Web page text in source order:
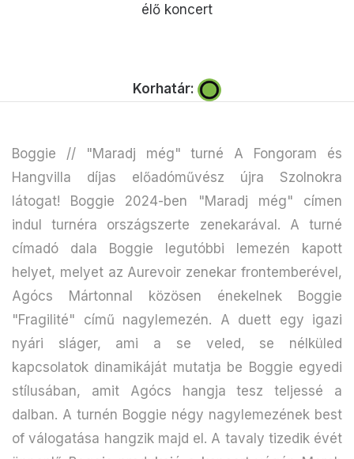
élő koncert
Korhatár:
Boggie // "Maradj még" turné A Fongoram és
Hangvilla díjas előadóművész újra Szolnokra
látogat! Boggie 2024-ben "Maradj még" címen
indul turnéra országszerte zenekarával. A turné
címadó dala Boggie legutóbbi lemezén kapott
helyet, melyet az Aurevoir zenekar frontemberével,
Agócs Mártonnal közösen énekelnek Boggie
"Fragilité" című nagylemezén. A duett egy igazi
nyári sláger, ami a se veled, se nélküled
kapcsolatok dinamikáját mutatja be Boggie egyedi
stílusában, amit Agócs hangja tesz teljessé a
dalban. A turnén Boggie négy nagylemezének best
of válogatása hangzik majd el. A tavaly tizedik évét